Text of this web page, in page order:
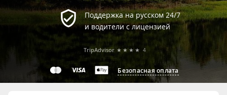
Поддержка на русском 24/7
и водители с лицензией
Безопасная оплата
TripAdvisor ★★★★ 4